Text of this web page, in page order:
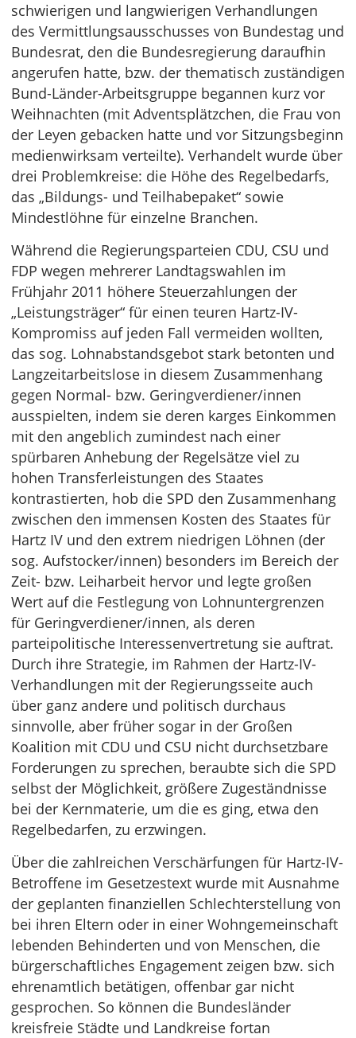
schwierigen und langwierigen Verhandlungen
des Vermittlungsausschusses von Bundestag und
Bundesrat, den die Bundesregierung daraufhin
angerufen hatte, bzw. der thematisch zuständigen
Bund-Länder-Arbeitsgruppe begannen kurz vor
Weihnachten (mit Adventsplätzchen, die Frau von
der Leyen gebacken hatte und vor Sitzungsbeginn
medienwirksam verteilte). Verhandelt wurde über
drei Problemkreise: die Höhe des Regelbedarfs,
das „Bildungs- und Teilhabepaket“ sowie
Mindestlöhne für einzelne Branchen.
Während die Regierungsparteien CDU, CSU und
FDP wegen mehrerer Landtagswahlen im
Frühjahr 2011 höhere Steuerzahlungen der
„Leistungsträger“ für einen teuren Hartz-IV-
Kompromiss auf jeden Fall vermeiden wollten,
das sog. Lohnabstandsgebot stark betonten und
Langzeitarbeitslose in diesem Zusammenhang
gegen Normal- bzw. Geringverdiener/innen
ausspielten, indem sie deren karges Einkommen
mit den angeblich zumindest nach einer
spürbaren Anhebung der Regelsätze viel zu
hohen Transferleistungen des Staates
kontrastierten, hob die SPD den Zusammenhang
zwischen den immensen Kosten des Staates für
Hartz IV und den extrem niedrigen Löhnen (der
sog. Aufstocker/innen) besonders im Bereich der
Zeit- bzw. Leiharbeit hervor und legte großen
Wert auf die Festlegung von Lohnuntergrenzen
für Geringverdiener/innen, als deren
parteipolitische Interessenvertretung sie auftrat.
Durch ihre Strategie, im Rahmen der Hartz-IV-
Verhandlungen mit der Regierungsseite auch
über ganz andere und politisch durchaus
sinnvolle, aber früher sogar in der Großen
Koalition mit CDU und CSU nicht durchsetzbare
Forderungen zu sprechen, beraubte sich die SPD
selbst der Möglichkeit, größere Zugeständnisse
bei der Kernmaterie, um die es ging, etwa den
Regelbedarfen, zu erzwingen.
Über die zahlreichen Verschärfungen für Hartz-IV-
Betroffene im Gesetzestext wurde mit Ausnahme
der geplanten finanziellen Schlechterstellung von
bei ihren Eltern oder in einer Wohngemeinschaft
lebenden Behinderten und von Menschen, die
bürgerschaftliches Engagement zeigen bzw. sich
ehrenamtlich betätigen, offenbar gar nicht
gesprochen. So können die Bundesländer
kreisfreie Städte und Landkreise fortan